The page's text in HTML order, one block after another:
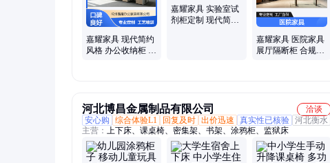
嘉耀家具 现代简约
风格 办公收纳柜 展
嘉耀家具 实验室试
剂柜定制 现代简约
嘉耀家具 医院家具
展厅隔断柜 合规文
河北博昌金属制品有限公司
洽谈
安心购
综合体验L1 回复及时 出价迅速 真实性已核验 河北衡水
主营：
上下床、课桌椅、密集架、书架、涂鸦柜、监狱床